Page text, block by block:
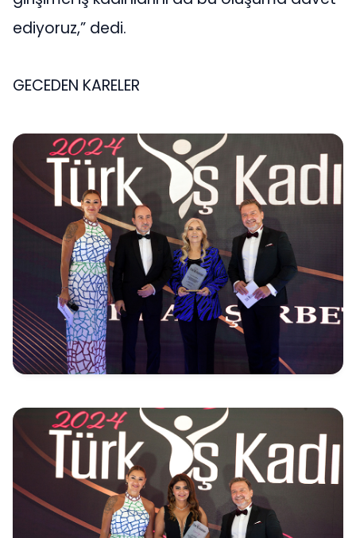
ediyoruz,” dedi.
GECEDEN KARELER